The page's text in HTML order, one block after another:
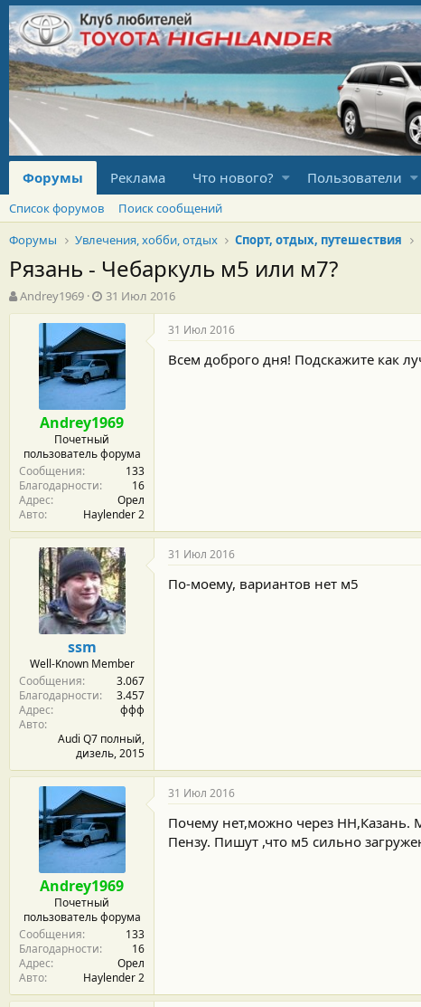
Форумы Реклама Что нового? Пользователи
Список форумов
Поиск сообщений
Форумы
Увлечения, хобби, отдых Спорт, отдых, путешествия
Рязань - Чебаркуль м5 или м7?
А
в
Andrey1969
Д
а
т
а
н
а
ч
а
л
а
31 Июл 2016
Andrey1969
Почетный
пользователь форума
Сообщения
133
Благодарности
16
Адрес
Орел
Авто
Haylender 2
31 Июл 2016
Всем доброго дня! Подскажите как
ssm
Well-Known Member
Сообщения
3.067
Благодарности
3.457
Адрес
ффф
Авто
Audi Q7 полный,
дизель, 2015
31 Июл 2016
По-моему, вариантов нет м5
Andrey1969
Почетный
пользователь форума
Сообщения
133
Благодарности
16
Адрес
Орел
Авто
Haylender 2
31 Июл 2016
Почему нет,можно через НН,Казань.
Пензу. Пишут ,что м5 сильно